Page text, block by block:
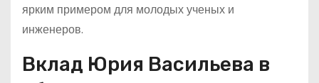
ярким примером для молодых ученых и
инженеров.
Вклад Юрия Васильева в